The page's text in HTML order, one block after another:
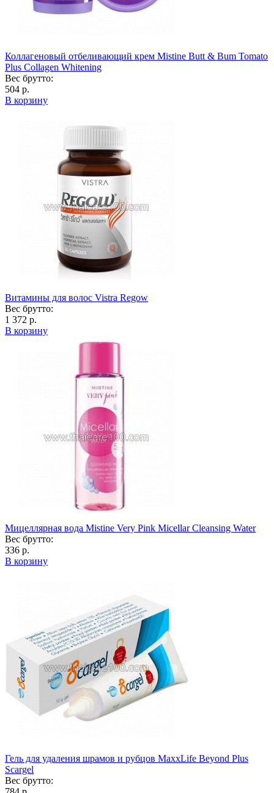
Коллагеновый отбеливающий крем Mistine Butt & Bum Tomato
Plus Collagen Whitening
Вес брутто:
504 р.
В корзину
Витамины для волос Vistra Regow
Вес брутто:
1 372 р.
В корзину
Мицеллярная вода Mistine Very Pink Micellar Cleansing Water
Вес брутто:
336 р.
В корзину
Гель для удаления шрамов и рубцов MaxxLife Beyond Plus
Scargel
Вес брутто: